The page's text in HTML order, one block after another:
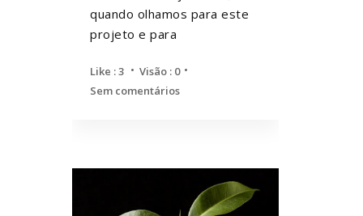
quando olhamos para este
projeto e para
Like :3
Visão : 0
Sem comentários